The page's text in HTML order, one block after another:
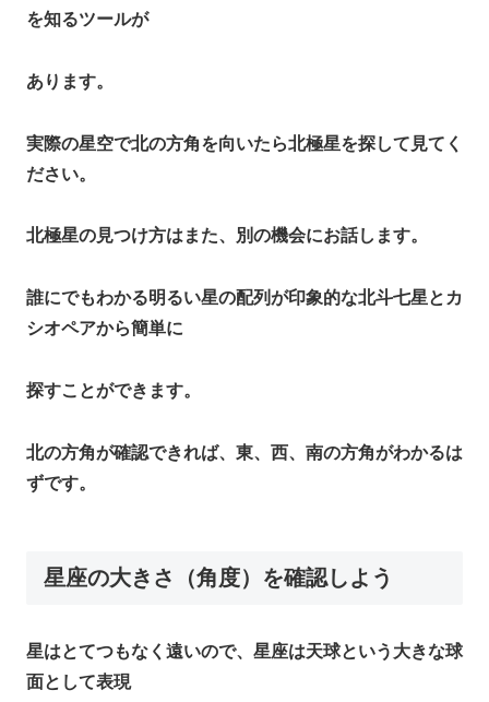
を知るツールが
あります。
実際の星空で北の方角を向いたら北極星を探して見てく
ださい。
北極星の見つけ方はまた、別の機会にお話します。
誰にでもわかる明るい星の配列が印象的な北斗七星とカ
シオペアから簡単に
探すことができます。
北の方角が確認できれば、東、西、南の方角がわかるは
ずです。
星座の大きさ（角度）を確認しよう
星はとてつもなく遠いので、星座は天球という大きな球
面として表現